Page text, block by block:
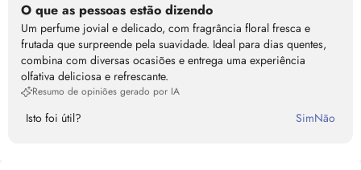
O que as pessoas estão dizendo
Um perfume jovial e delicado, com fragrância floral fresca e
frutada que surpreende pela suavidade. Ideal para dias quentes,
combina com diversas ocasiões e entrega uma experiência
olfativa deliciosa e refrescante.
Resumo de opiniões gerado por IA
Isto foi útil? SimNão